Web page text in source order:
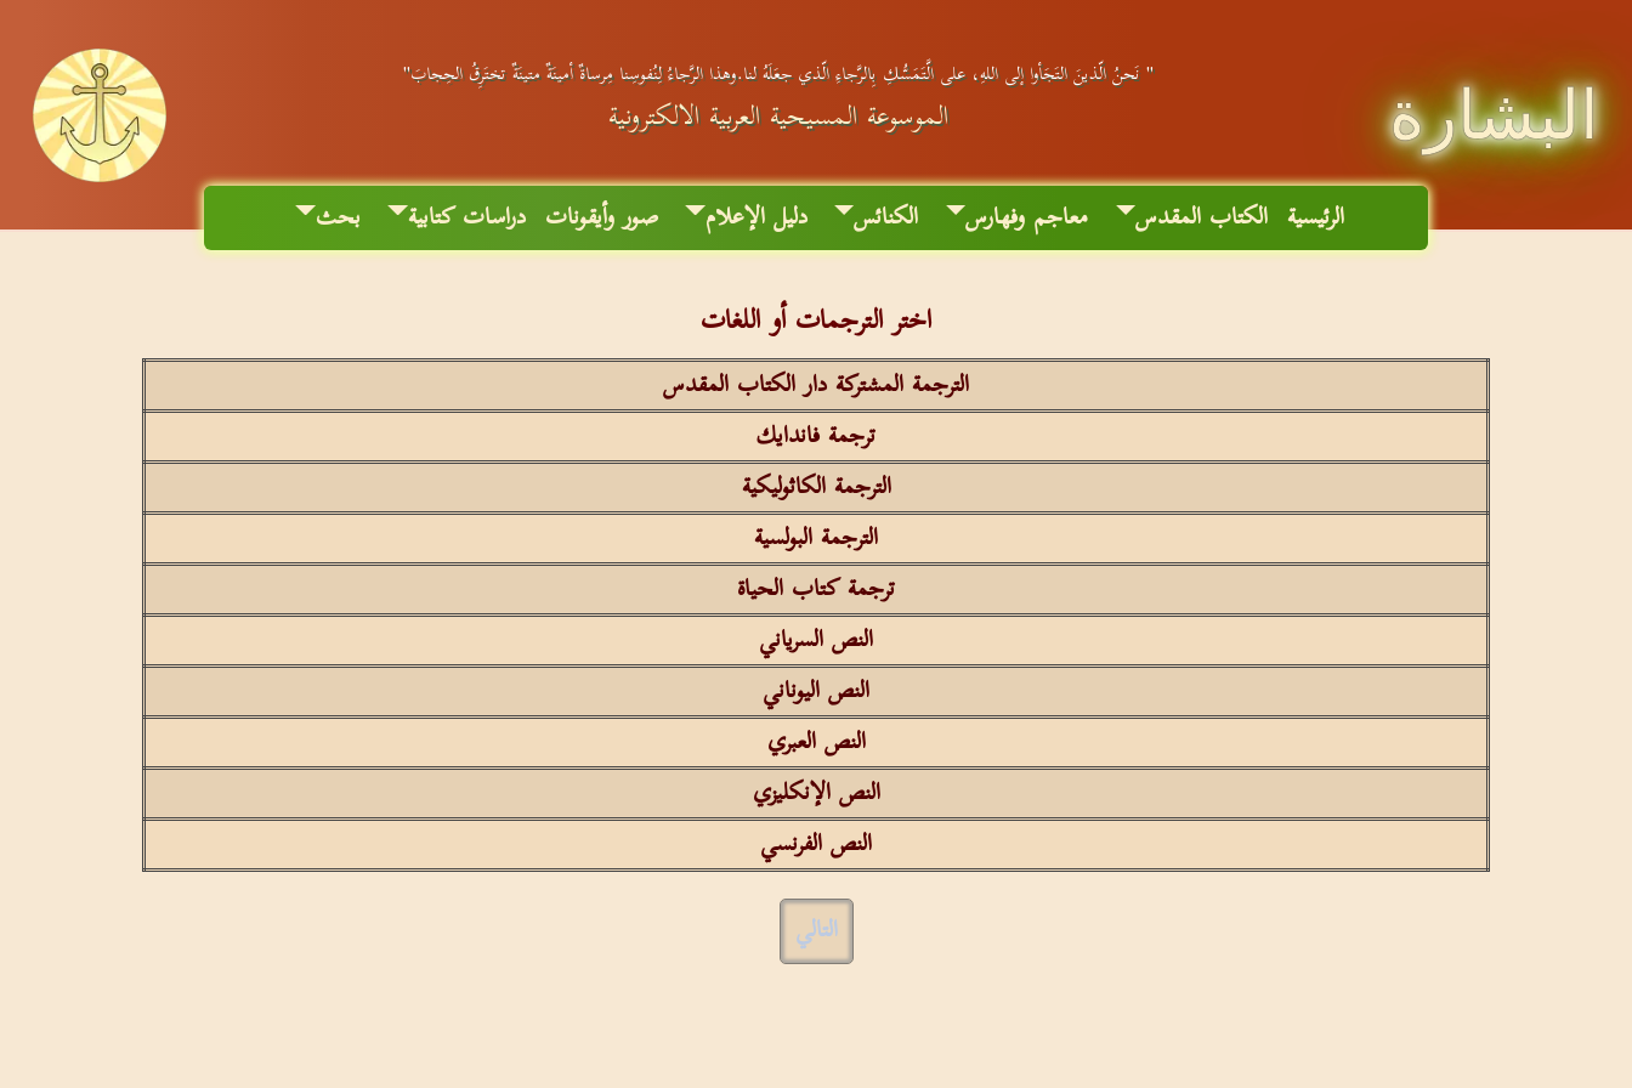
البشارة
" نَحنُ الّذينَ التَجَأوا إلى اللهِ، على الَّتَمَسُّكِ بِالرَّجاءِ الّذي جعَلَهُ لنا.وهذا الرَّجاءُ لِنُفوسِنا مِرساةٌ أمينَةٌ متينَةٌ تختَرِقُ الحِجابَ"
الموسوعة المسيحية العربية الالكترونية
الرئيسية الكتاب المقدس معاجم وفهارس الكنائس دليل الإعلام صور وأيقونات دراسات كتابية بحث
اختر الترجمات أو اللغات
الترجمة المشتركة دار الكتاب المقدس
ترجمة فاندايك
الترجمة الكاثوليكية
الترجمة البولسية
ترجمة كتاب الحياة
النص السرياني
النص اليوناني
النص العبري
النص الإنكليزي
النص الفرنسي
التالي